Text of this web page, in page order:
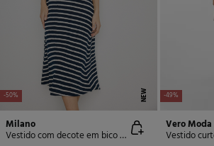
-50% NEW
Milano
Vestido com decote em bico e alças
-49%
Vero Moda